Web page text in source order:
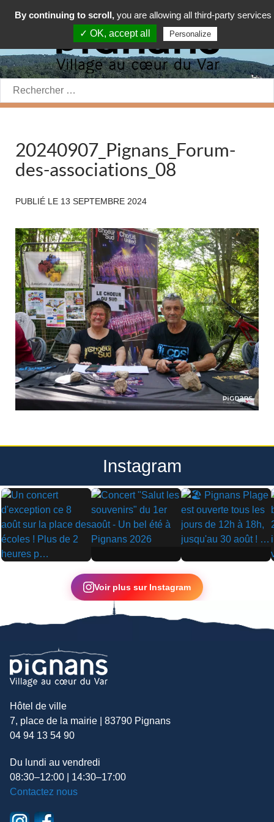
Rechercher:
20240907_Pignans_Forum-
des-associations_08
PUBLIÉ LE 13 SEPTEMBRE 2024
Instagram
▶
▶ ▶
Voir plus sur Instagram
Hôtel de ville
7, place de la mairie | 83790 Pignans
04 94 13 54 90
Du lundi au vendredi
08:30–12:00 | 14:30–17:00
Contactez nous
By continuing to scroll, you are allowing all third-party services
✓ OK, accept all
Personalize